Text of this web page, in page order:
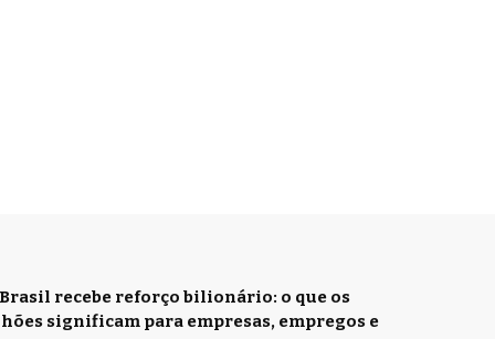
recebe reforço bilionário: o que os
significam para empresas, empregos e